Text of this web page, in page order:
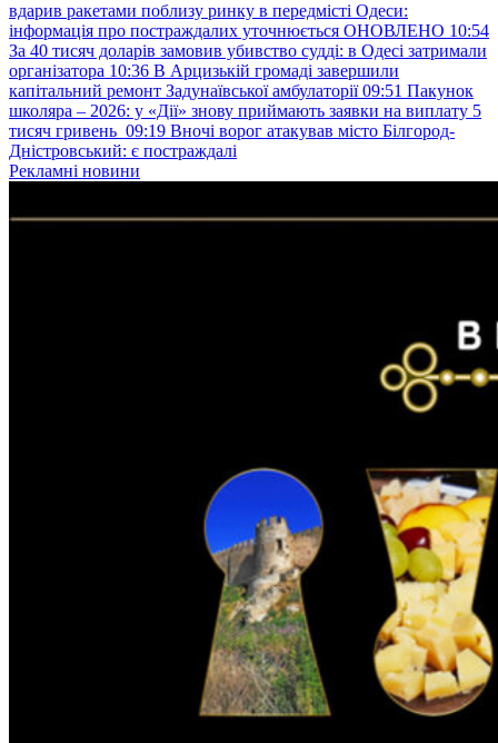
вдарив ракетами поблизу ринку в передмісті Одеси:
інформація про постраждалих уточнюється ОНОВЛЕНО 10:54
За 40 тисяч доларів замовив убивство судді: в Одесі затримали
організатора 10:36 В Арцизькій громаді завершили
капітальний ремонт Задунаївської амбулаторії 09:51 Пакунок
школяра – 2026: у «Дії» знову приймають заявки на виплату 5
тисяч гривень 09:19 Вночі ворог атакував місто Білгород-
Дністровський: є постраждалі
Рекламні новини